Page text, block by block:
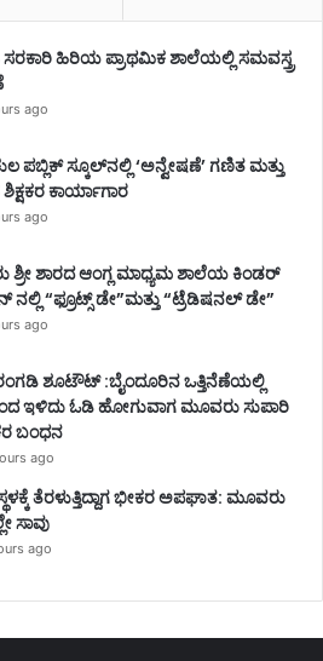
ಸರಕಾರಿ ಹಿರಿಯ ಪ್ರಾಥಮಿಕ ಶಾಲೆಯಲ್ಲಿ ಸಮವಸ್ತ್ರ
ago
ಪಬ್ಲಿಕ್ ಸ್ಕೂಲ್‌ನಲ್ಲಿ ‘ಅನ್ವೇಷಣೆ’ ಗಣಿತ ಮತ್ತು
ಶಿಕ್ಷಕರ ಕಾರ್ಯಾಗಾರ
ago
ಶ್ರೀ ಶಾರದ ಆಂಗ್ಲ ಮಾಧ್ಯಮ ಶಾಲೆಯ ಕಿಂಡರ್
ನಲ್ಲಿ “ಫ್ರೂಟ್ಸ್ ಡೇ”ಮತ್ತು “ಟ್ರೆಡಿಷನಲ್ ಡೇ”
ago
ಶೂಟೌಟ್ :ಬೈಂದೂರಿನ ಒತ್ತಿನೆಣೆಯಲ್ಲಿ
ಇಳಿದು ಓಡಿ ಹೋಗುವಾಗ ಮೂವರು ಸುಪಾರಿ
ಬಂಧನ
ago
ತೆರಳುತ್ತಿದ್ದಾಗ ಭೀಕರ ಅಪಘಾತ: ಮೂವರು
ಸಾವು
ago